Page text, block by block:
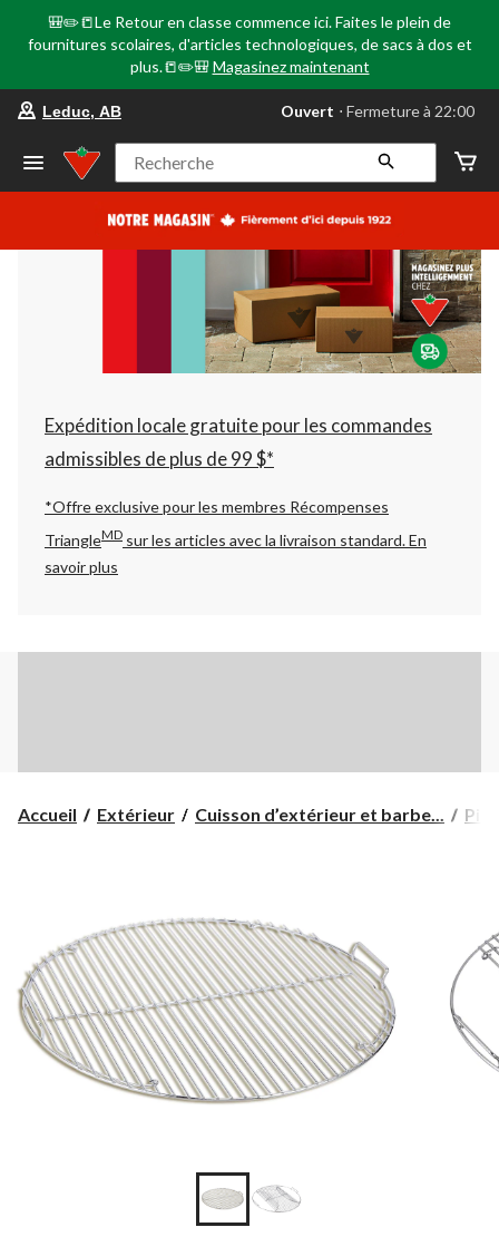
🎒✏️📒Le Retour en classe commence ici. Faites le plein de
fournitures scolaires, d'articles technologiques, de sacs à dos et
plus.📒✏️🎒 Magasinez maintenant
votre
préféré
Leduc,
AB,
courament
Fermeture
à
22:00
cliquer
pour
changer
Leduc, AB Ouvert ⋅ Fermeture à 22:00
Recherche
Expédition locale gratuite pour les commandes
admissibles de plus de 99 $*
*Offre exclusive pour les membres Récompenses
TriangleMD sur les articles avec la livraison standard.En
savoir plus
Accueil Extérieur Cuisson d’extérieur et barbe...